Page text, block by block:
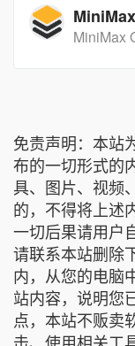
免责声明：本站
布的一切形式的
具、图片、视频
的，不得将上述
一切后果请用户
请联系本站删除
内，从您的电脑
站内容，说明您
点，本站不贩卖